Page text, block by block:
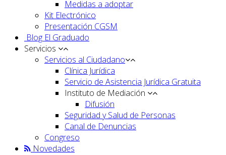
Medidas a adoptar
Kit Electrónico
Presentación CGSM
Blog El Graduado
Servicios
Servicios al Ciudadano
Clínica Jurídica
Servicio de Asistencia Jurídica Gratuita
Instituto de Mediación
Difusión
Seguridad y Salud de Personas
Canal de Denuncias
Congreso
Novedades